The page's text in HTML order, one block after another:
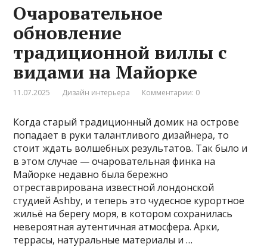
Очаровательное
обновление
традиционной виллы с
видами на Майорке
11.07.2025 Дизайн интерьера Комментарии: 0
Когда старый традиционный домик на острове
попадает в руки талантливого дизайнера, то
стоит ждать волшебных результатов. Так было и
в этом случае — очаровательная финка на
Майорке недавно была бережно
отреставрирована известной лондонской
студией Ashby, и теперь это чудесное курортное
жильё на берегу моря, в котором сохранилась
невероятная аутентичная атмосфера. Арки,
террасы, натуральные материалы и …